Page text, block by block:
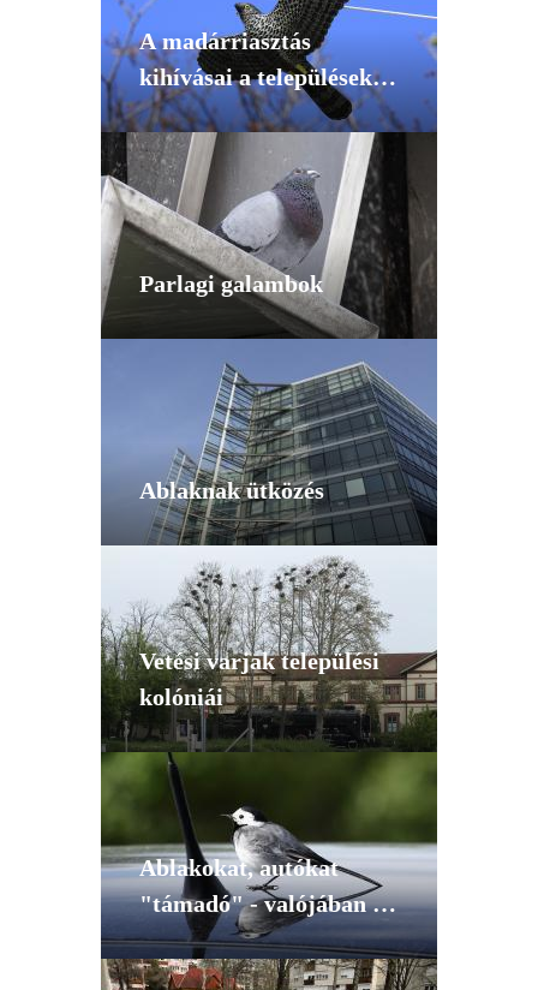
A madárriasztás
kihívásai a településeken
- mi működik, mi nem és
miért?
Parlagi galambok
Ablaknak ütközés
Vetési varjak települési
kolóniái
Ablakokat, autókat
"támadó" - valójában a
saját tükörképükkel
harcoló madarak